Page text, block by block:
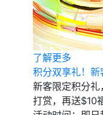
了解更多
积分双享礼！新
新客限定积分
打赏，再送$10